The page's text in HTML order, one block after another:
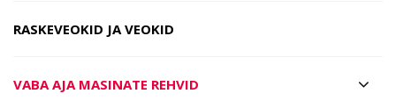
RASKEVEOKID JA VEOKID
VABA AJA MASINATE REHVID